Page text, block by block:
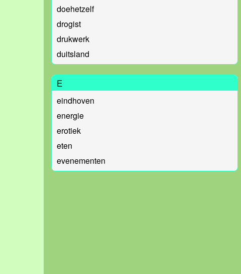
doehetzelf
drogist
drukwerk
duitsland
E
eindhoven
energie
erotiek
eten
evenementen